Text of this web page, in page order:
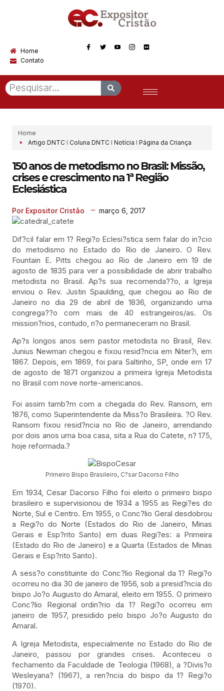
Home
Contato
Home
Artigo DNTC I Coluna DNTC I Notícia I Página da Criança
150 anos de metodismo no Brasil: Missão,
crises e crescimento na 1ª Região
Eclesiástica
Por Expositor Cristão março 6, 2017
Dif?cil falar em 1? Regi?o Eclesi?stica sem falar do in?cio
do metodismo no Estado do Rio de Janeiro. O Rev.
Fountain E. Pitts chegou ao Rio de Janeiro em 19 de
agosto de 1835 para ver a possibilidade de abrir trabalho
metodista no Brasil. Ap?s sua recomenda??o, a Igreja
enviou o Rev. Justin Spaulding, que chegou ao Rio de
Janeiro no dia 29 de abril de 1836, organizando uma
congrega??o com mais de 40 estrangeiros/as. Os
mission?rios, contudo, n?o permaneceram no Brasil.
Ap?s longos anos sem pastor metodista no Brasil, Rev.
Junius Newman chegou e fixou resid?ncia em Niter?i, em
1867. Depois, em 1869, foi para Saltinho, SP, onde em 17
de agosto de 1871 organizou a primeira Igreja Metodista
no Brasil com nove norte-americanos.
Foi assim tamb?m com a chegada do Rev. Ransom, em
1876, como Superintendente da Miss?o Brasileira. ?O Rev.
Ransom fixou resid?ncia no Rio de Janeiro, arrendando
por dois anos uma boa casa, sita a Rua do Catete, n? 175,
hoje reformada.?
Primeiro Bispo Brasileiro, C?sar Dacorso Filho
Em 1934, Cesar Dacorso Filho foi eleito o primeiro bispo
brasileiro e supervisionou de 1934 a 1955 as Regi?es do
Norte, Sul e Centro. Em 1955, o Conc?lio Geral desdobrou
a Regi?o do Norte (Estados do Rio de Janeiro, Minas
Gerais e Esp?rito Santo) em duas Regi?es: a Primeira
(Estado do Rio de Janeiro) e a Quarta (Estados de Minas
Gerais e Esp?rito Santo).
A sess?o constituinte do Conc?lio Regional da 1? Regi?o
ocorreu no dia 30 de janeiro de 1956, sob a presid?ncia do
bispo Jo?o Augusto do Amaral, eleito em 1955. O primeiro
Conc?lio Regional ordin?rio da 1? Regi?o ocorreu em
janeiro de 1957, presidido pelo bispo Jo?o Augusto do
Amaral.
A Igreja Metodista, especialmente no Estado do Rio de
Janeiro, passou por grandes crises. Aconteceu o
fechamento da Faculdade de Teologia (1968), a ?Divis?o
Wesleyana? (1967), a ren?ncia do bispo da 1? Regi?o
(1970).